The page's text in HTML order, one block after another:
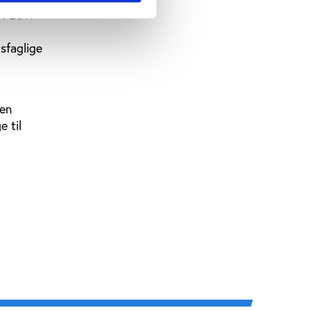
2011
til